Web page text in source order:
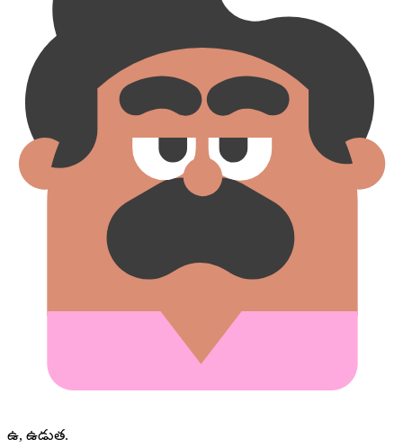
ఉ, ఉడుత.